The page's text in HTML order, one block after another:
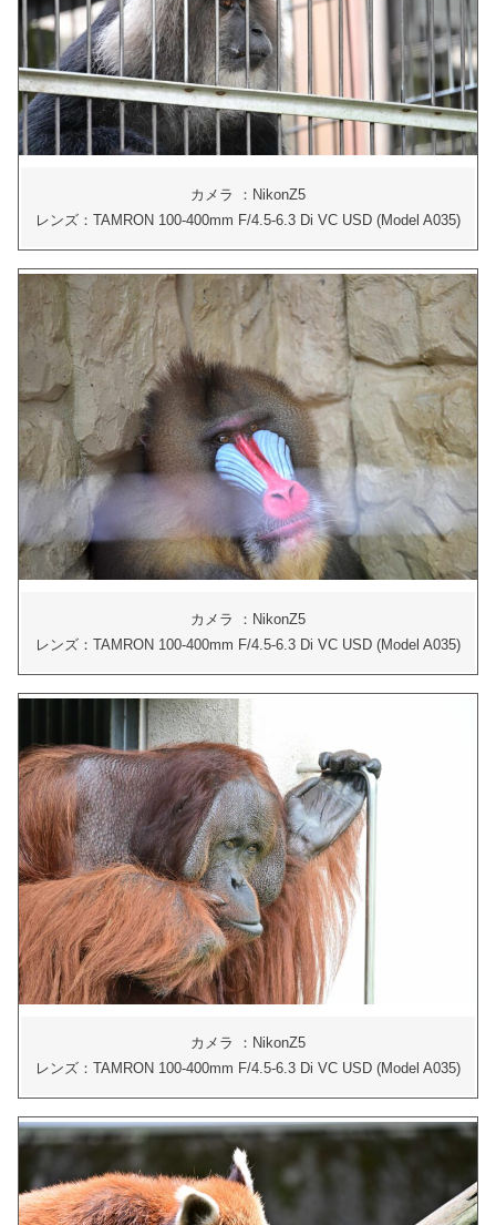
カメラ ：NikonZ5
レンズ：TAMRON 100-400mm F/4.5-6.3 Di VC USD (Model A035)
カメラ ：NikonZ5
レンズ：TAMRON 100-400mm F/4.5-6.3 Di VC USD (Model A035)
カメラ ：NikonZ5
レンズ：TAMRON 100-400mm F/4.5-6.3 Di VC USD (Model A035)